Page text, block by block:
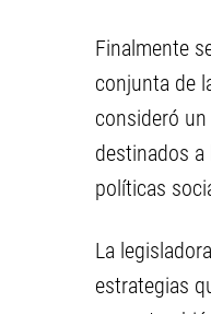
Finalmente
conjunta de
consideró
destinados
políticas
La
estrategias